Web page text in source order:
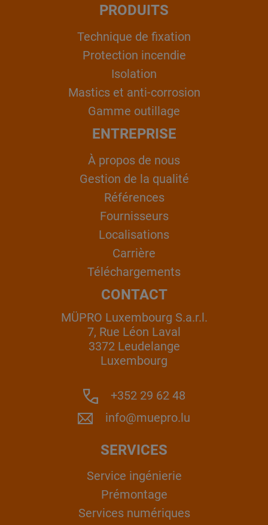
PRODUITS
Technique de fixation
Protection incendie
Isolation
Mastics et anti-corrosion
Gamme outillage
ENTREPRISE
À propos de nous
Gestion de la qualité
Références
Fournisseurs
Localisations
Carrière
Téléchargements
CONTACT
MÜPRO Luxembourg S.a.r.l.
7, Rue Léon Laval
3372 Leudelange
Luxembourg
+352 29 62 48
info@muepro.lu
SERVICES
Service ingénierie
Prémontage
Services numériques